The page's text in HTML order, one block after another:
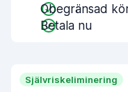
Obegränsad
Betala nu
Självriskeliminering